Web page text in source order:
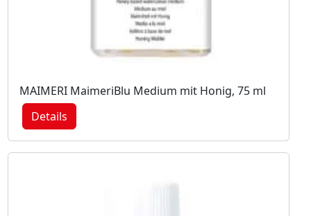
MAIMERI MaimeriBlu Medium mit Honig, 75 ml
Details